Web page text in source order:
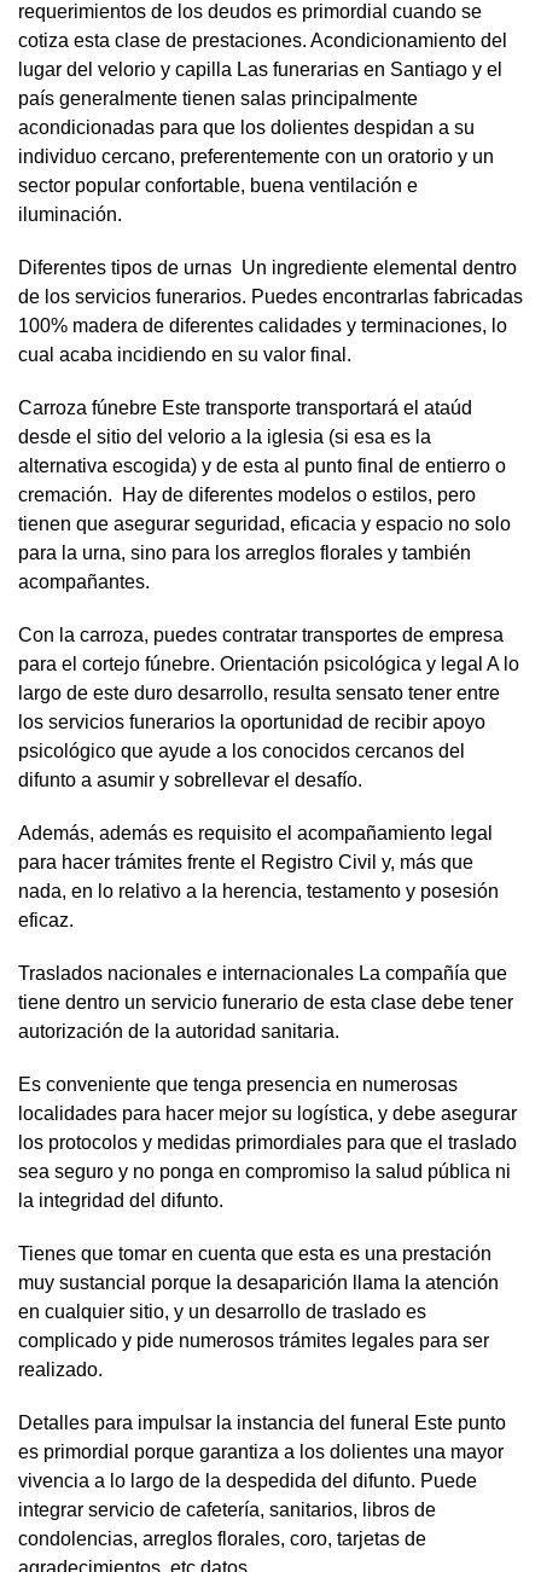
requerimientos de los deudos es primordial cuando se
cotiza esta clase de prestaciones. Acondicionamiento del
lugar del velorio y capilla Las funerarias en Santiago y el
país generalmente tienen salas principalmente
acondicionadas para que los dolientes despidan a su
individuo cercano, preferentemente con un oratorio y un
sector popular confortable, buena ventilación e
iluminación.
Diferentes tipos de urnas Un ingrediente elemental dentro
de los servicios funerarios. Puedes encontrarlas fabricadas
100% madera de diferentes calidades y terminaciones, lo
cual acaba incidiendo en su valor final.
Carroza fúnebre Este transporte transportará el ataúd
desde el sitio del velorio a la iglesia (si esa es la
alternativa escogida) y de esta al punto final de entierro o
cremación. Hay de diferentes modelos o estilos, pero
tienen que asegurar seguridad, eficacia y espacio no solo
para la urna, sino para los arreglos florales y también
acompañantes.
Con la carroza, puedes contratar transportes de empresa
para el cortejo fúnebre. Orientación psicológica y legal A lo
largo de este duro desarrollo, resulta sensato tener entre
los servicios funerarios la oportunidad de recibir apoyo
psicológico que ayude a los conocidos cercanos del
difunto a asumir y sobrellevar el desafío.
Además, además es requisito el acompañamiento legal
para hacer trámites frente el Registro Civil y, más que
nada, en lo relativo a la herencia, testamento y posesión
eficaz.
Traslados nacionales e internacionales La compañía que
tiene dentro un servicio funerario de esta clase debe tener
autorización de la autoridad sanitaria.
Es conveniente que tenga presencia en numerosas
localidades para hacer mejor su logística, y debe asegurar
los protocolos y medidas primordiales para que el traslado
sea seguro y no ponga en compromiso la salud pública ni
la integridad del difunto.
Tienes que tomar en cuenta que esta es una prestación
muy sustancial porque la desaparición llama la atención
en cualquier sitio, y un desarrollo de traslado es
complicado y pide numerosos trámites legales para ser
realizado.
Detalles para impulsar la instancia del funeral Este punto
es primordial porque garantiza a los dolientes una mayor
vivencia a lo largo de la despedida del difunto. Puede
integrar servicio de cafetería, sanitarios, libros de
condolencias, arreglos florales, coro, tarjetas de